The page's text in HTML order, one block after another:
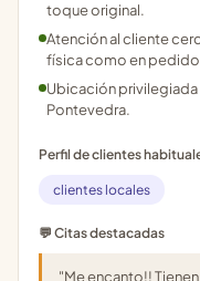
toque original.
Atención al cliente
física como en
Ubicación privilegiada
Pontevedra.
Perfil de clientes
clientes locales
💬 Citas destacadas
"Me encanto!!